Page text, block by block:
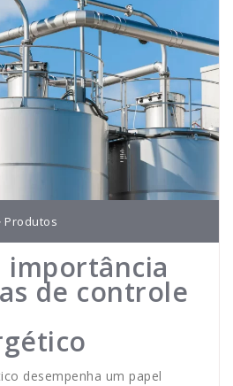
Produtos
importância
de controle
desempenha um papel